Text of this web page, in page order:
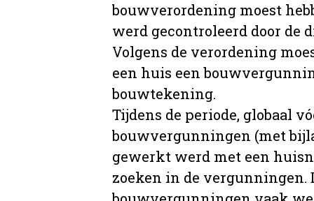
bouwverordening moest
werd gecontroleerd door de
Volgens de verordening
een huis een
bouwtekening.
Tijdens de periode, globaal
bouwvergunningen (met
gewerkt werd met een
zoeken in de vergunningen.